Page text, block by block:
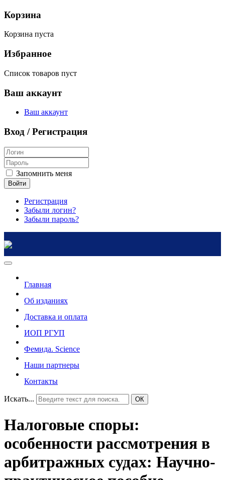
Корзина
Корзина пуста
Избранное
Список товаров пуст
Ваш аккаунт
Ваш аккаунт
Вход / Регистрация
Запомнить меня
Войти
Регистрация
Забыли логин?
Забыли пароль?
Главная
Об изданиях
Доставка и оплата
ИОП РГУП
Фемида. Science
Наши партнеры
Контакты
Искать... ОК
Налоговые споры:
особенности рассмотрения в
арбитражных судах: Научно-